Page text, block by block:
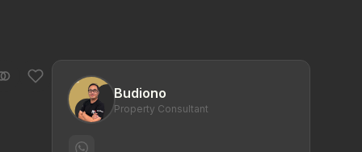
Budiono
Property Consultant